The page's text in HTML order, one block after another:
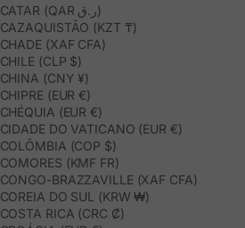
CATAR (QAR ر.ق)
CAZAQUISTÃO (KZT ₸)
CHADE (XAF CFA)
CHILE (CLP $)
CHINA (CNY ¥)
CHIPRE (EUR €)
CHÉQUIA (EUR €)
CIDADE DO VATICANO (EUR €)
COLÔMBIA (COP $)
COMORES (KMF FR)
CONGO-BRAZZAVILLE (XAF CFA)
COREIA DO SUL (KRW ₩)
COSTA RICA (CRC ₡)